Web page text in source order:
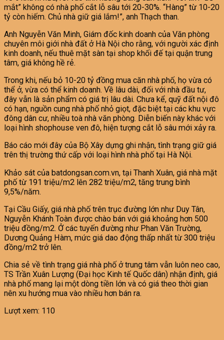
mắt” không có nhà phố cắt lỗ sâu tới 20-30%. “Hàng” từ 10-20
tỷ còn hiếm. Chủ nhà giữ giá lắm!”, anh Thạch than.
Anh Nguyễn Văn Minh, Giám đốc kinh doanh của Văn phòng
chuyên môi giới nhà đất ở Hà Nội cho rằng, với người xác định
kinh doanh, nếu thuê mặt sàn tại shop khối đế tại quận trung
tâm, giá không hề rẻ.
Trong khi, nếu bỏ 10-20 tỷ đồng mua căn nhà phố, họ vừa có
thể ở, vừa có thể kinh doanh. Về lâu dài, đối với nhà đầu tư,
đây vẫn là sản phẩm có giá trị lâu dài. Chưa kể, quỹ đất nội đô
có hạn, nguồn cung nhà phố nhỏ giọt, đặc biệt tại các khu vực
đông dân cư, nhiều toà nhà văn phòng. Diễn biến này khác với
loại hình shophouse ven đô, hiện tượng cắt lỗ sâu mới xảy ra.
Báo cáo mới đây của Bộ Xây dựng ghi nhận, tình trạng giữ giá
trên thị trường thứ cấp với loại hình nhà phố tại Hà Nội.
Khảo sát của batdongsan.com.vn, tại Thanh Xuân, giá nhà mặt
phố từ 191 triệu/m2 lên 282 triệu/m2, tăng trung bình
9,5%/năm.
Tại Cầu Giấy, giá nhà phố trên trục đường lớn như Duy Tân,
Nguyễn Khánh Toàn được chào bán với giá khoảng hơn 500
triệu đồng/m2. Ở các tuyến đường như Phan Văn Trường,
Dương Quảng Hàm, mức giá dao động thấp nhất từ 300 triệu
đồng/m2 trở lên.
Chia sẻ về tình trạng giá nhà phố ở trung tâm vẫn luôn neo cao,
TS Trần Xuân Lượng (Đại học Kinh tế Quốc dân) nhận định, giá
nhà phố mang lại một dòng tiền lớn và có giá theo thời gian
nên xu hướng mua vào nhiều hơn bán ra.
Lượt xem: 110